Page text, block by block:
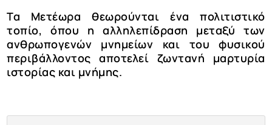
Τα Μετέωρα θεωρούνται ένα πολιτιστικό
τοπίο, όπου η αλληλεπίδραση μεταξύ των
ανθρωπογενών μνημείων και του φυσικού
περιβάλλοντος αποτελεί ζωντανή μαρτυρία
ιστορίας και μνήμης.